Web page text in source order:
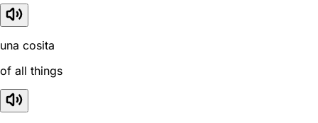
una cosita
of all things